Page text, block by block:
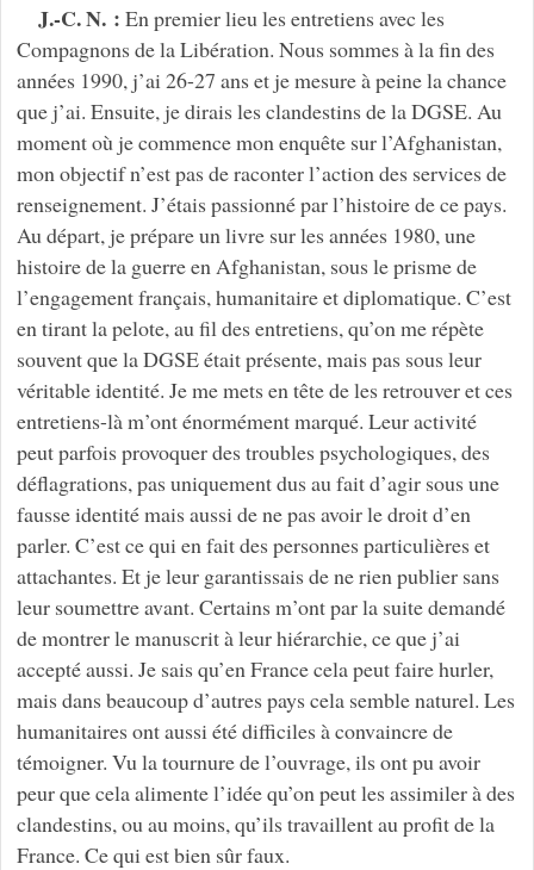
J.-C. N. : En premier lieu les entretiens avec les
Compagnons de la Libération. Nous sommes à la fin des
années 1990, j’ai 26-27 ans et je mesure à peine la chance
que j’ai. Ensuite, je dirais les clandestins de la DGSE. Au
moment où je commence mon enquête sur l’Afghanistan,
mon objectif n’est pas de raconter l’action des services de
renseignement. J’étais passionné par l’histoire de ce pays.
Au départ, je prépare un livre sur les années 1980, une
histoire de la guerre en Afghanistan, sous le prisme de
l’engagement français, humanitaire et diplomatique. C’est
en tirant la pelote, au fil des entretiens, qu’on me répète
souvent que la DGSE était présente, mais pas sous leur
véritable identité. Je me mets en tête de les retrouver et ces
entretiens-là m’ont énormément marqué. Leur activité
peut parfois provoquer des troubles psychologiques, des
déflagrations, pas uniquement dus au fait d’agir sous une
fausse identité mais aussi de ne pas avoir le droit d’en
parler. C’est ce qui en fait des personnes particulières et
attachantes. Et je leur garantissais de ne rien publier sans
leur soumettre avant. Certains m’ont par la suite demandé
de montrer le manuscrit à leur hiérarchie, ce que j’ai
accepté aussi. Je sais qu’en France cela peut faire hurler,
mais dans beaucoup d’autres pays cela semble naturel. Les
humanitaires ont aussi été difficiles à convaincre de
témoigner. Vu la tournure de l’ouvrage, ils ont pu avoir
peur que cela alimente l’idée qu’on peut les assimiler à des
clandestins, ou au moins, qu’ils travaillent au profit de la
France. Ce qui est bien sûr faux.